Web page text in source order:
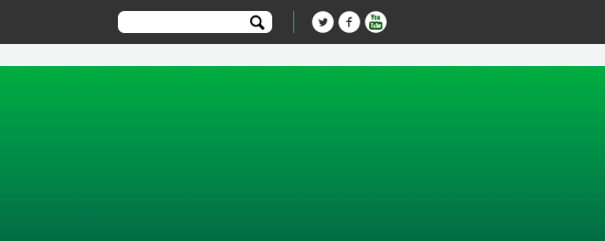
144909968-1');